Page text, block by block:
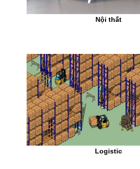
Nội thất
Logistic